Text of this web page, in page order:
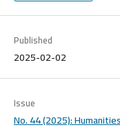
Published
2025-02-02
Issue
No. 44 (2025):